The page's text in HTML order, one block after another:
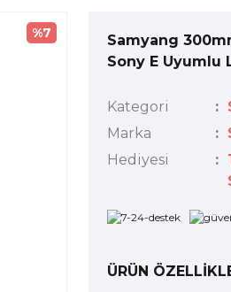
%7
Samyang
Sony E Uyumlu
Kategori
Marka
Hediyesi
ÜRÜN